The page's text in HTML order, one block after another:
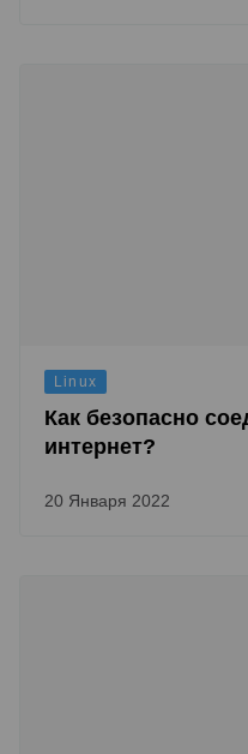
Linux
Как безопасно
интернет?
20 Января 2022